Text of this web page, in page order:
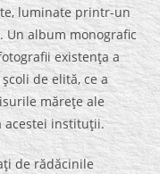
luminate printr-un
album monografic
existenţa a
de elită, ce a
măreţe ale
acestei instituţii.
de rădăcinile